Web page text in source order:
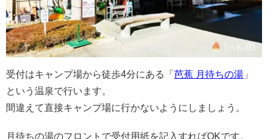
受付はキャンプ場から徒歩4分にある「 芭蕉 月待ちの湯 」
という温泉で行います。
間違えて直接キャンプ場に行かないようにしましょう。
月待ちの湯のフロントで受付用紙を記入すればOKです。